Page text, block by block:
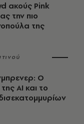
ακούς Pink
την πιο
της
Ο
AI και το